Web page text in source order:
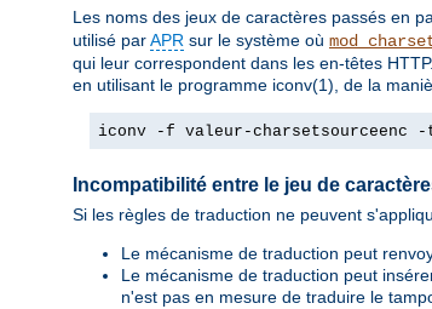
Les noms des jeux de caractères passés en
utilisé parAPR sur le système où
qui leur correspondent dans les en-têtes
en utilisant le programme iconv(1), de la
iconv -f valeur-charsetsourceenc
Incompatibilité entre le jeu de
Si les règles de traduction ne peuvent
Le mécanisme de traduction peut
Le mécanisme de traduction peut
n'est pas en mesure de traduire le